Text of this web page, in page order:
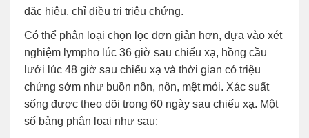
đặc hiệu, chỉ điều trị triệu chứng.
Có thể phân loại chọn lọc đơn giản hơn, dựa vào xét
nghiệm lympho lúc 36 giờ sau chiếu xạ, hồng cầu
lưới lúc 48 giờ sau chiếu xạ và thời gian có triệu
chứng sớm như buồn nôn, nôn, mệt mỏi. Xác suất
sống được theo dõi trong 60 ngày sau chiếu xạ. Một
số bảng phân loại như sau: